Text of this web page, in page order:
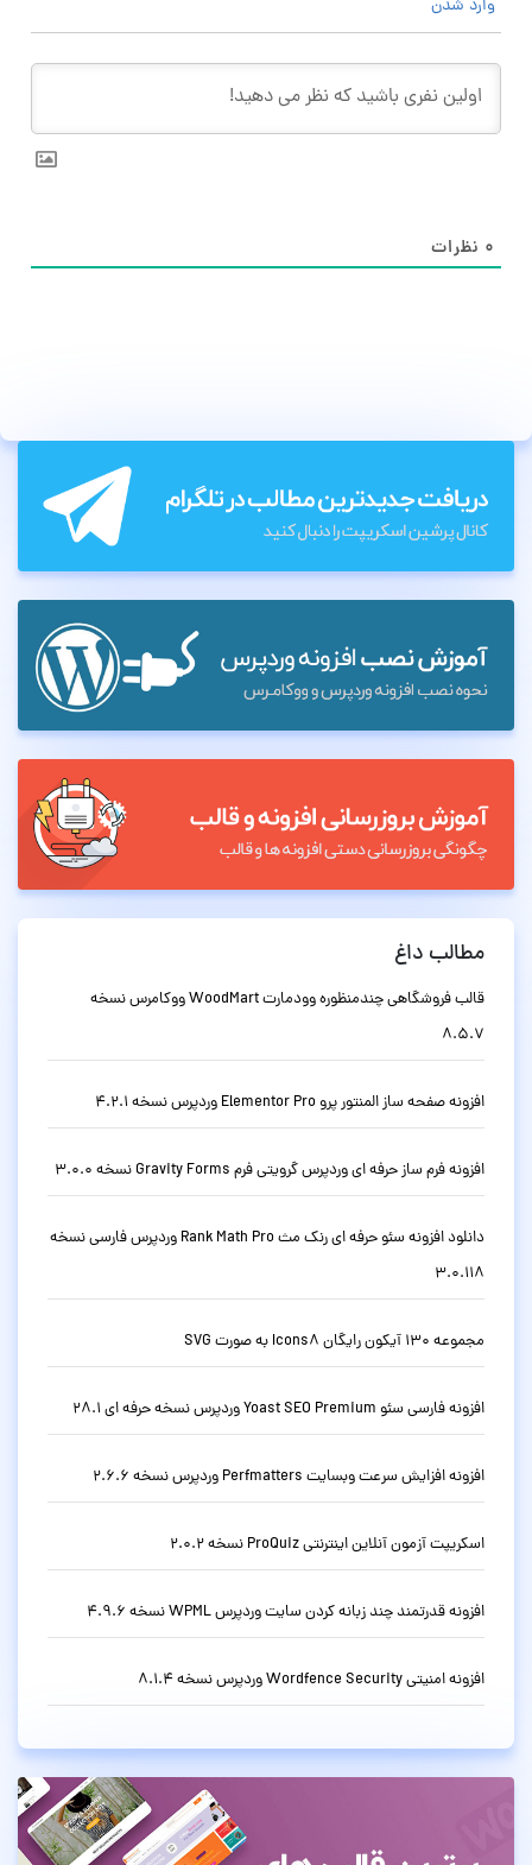
وارد شدن
نظرات
مطالب داغ
قالب فروشگاهی چندمنظوره وودمارت WoodMart ووکامرس نسخه
8.5.7
افزونه صفحه ساز المنتور پرو Elementor Pro وردپرس نسخه 4.2.1
افزونه فرم ساز حرفه ای وردپرس گرویتی فرم Gravity Forms نسخه 3.0.0
دانلود افزونه سئو حرفه ای رنک مث Rank Math Pro وردپرس فارسی نسخه
3.0.118
مجموعه 130 آیکون رایگان Icons8 به صورت SVG
افزونه فارسی سئو Yoast SEO Premium وردپرس نسخه حرفه ای 28.1
افزونه افزایش سرعت وبسایت Perfmatters وردپرس نسخه 2.6.6
اسکریپت آزمون آنلاین اینترنتی ProQuiz نسخه 2.0.2
افزونه قدرتمند چند زبانه کردن سایت وردپرس WPML نسخه 4.9.6
افزونه امنیتی Wordfence Security وردپرس نسخه 8.1.4